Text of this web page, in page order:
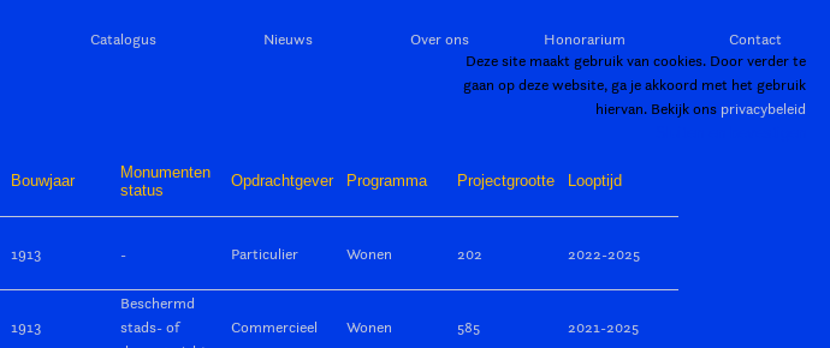
Deze site maakt gebruik van cookies. Door verder te
gaan op deze website, ga je akkoord met het gebruik
hiervan. Bekijk ons privacybeleid
Catalogus Nieuws Over ons Honorarium Contact
Bouwjaar
Monumenten
status
Opdrachtgever Programma Projectgrootte Looptijd
1913 - Particulier Wonen 202 2022-2025
1913
Beschermd
stads- of
Commercieel Wonen 585 2021-2025